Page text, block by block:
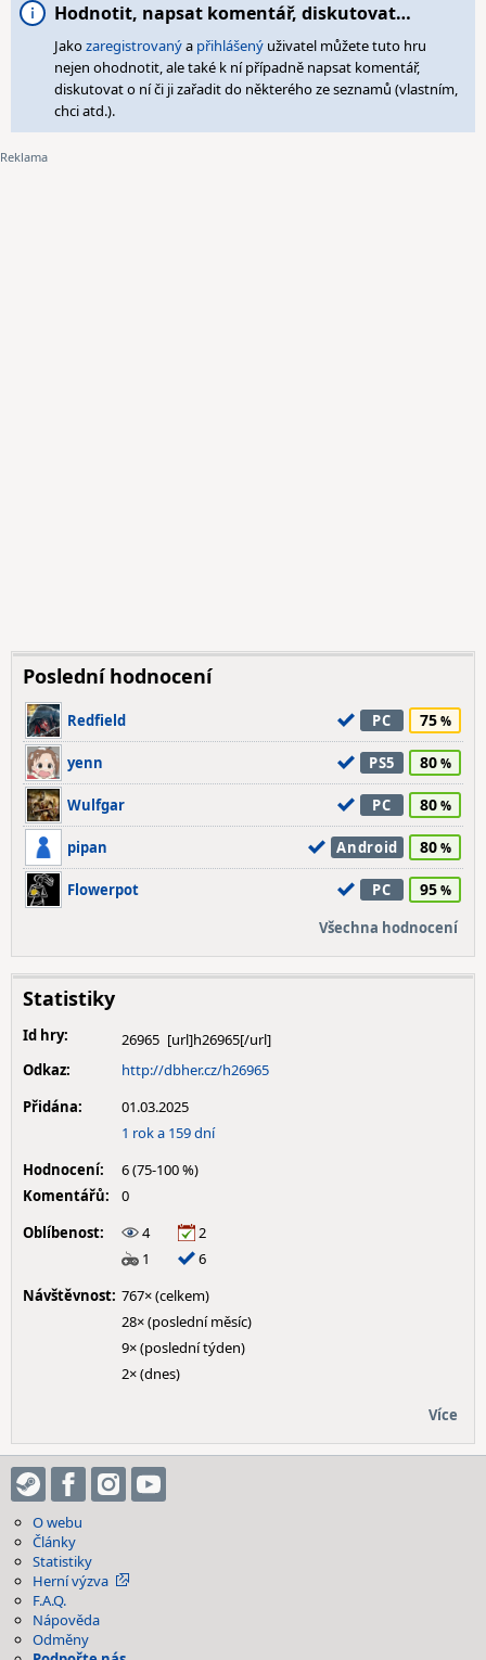
Hodnotit, napsat komentář, diskutovat…
Jakozaregistrovanýa přihlášený uživatel můžete tuto hru
nejen ohodnotit, ale také k ní případně napsat komentář,
diskutovat o ní či ji zařadit do některého ze seznamů (vlastním,
chci atd.).
Poslední hodnocení
Redfield PC 75
yenn PS5 80
Wulfgar PC 80
pipan Android 80
Flowerpot PC 95
Všechna hodnocení
Statistiky
Id hry:
26965
Odkaz:
http://dbher.cz/h26965
Přidána:
01.03.2025
1 rok a 159 dní
Hodnocení:
6 (75-100 %)
Komentářů:
0
Oblíbenost:
4
2
1
6
Návštěvnost: 767× (celkem)
28× (poslední měsíc)
9× (poslední týden)
2× (dnes)
Více
O webu
Články
Statistiky
Herní výzva
F.A.Q.
Nápověda
Odměny